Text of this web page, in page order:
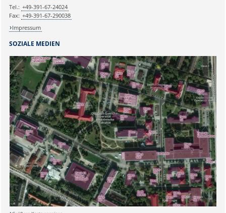
SOZIALE MEDIEN
Tel.: +49-391-67-24024
Fax: +49-391-67-290038
Impressum